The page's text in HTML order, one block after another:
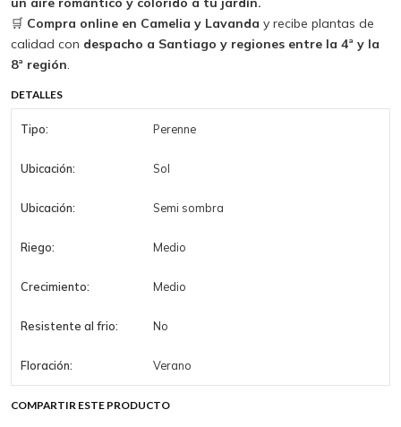
🛒 Compra online en Camelia y Lavanda y recibe plantas de
calidad con despacho a Santiago y regiones entre la 4ª y la
8ª región.
DETALLES
Tipo: Perenne
Ubicación: Sol
Ubicación: Semi sombra
Riego: Medio
Crecimiento: Medio
Resistente al frio: No
Floración: Verano
COMPARTIR ESTE PRODUCTO